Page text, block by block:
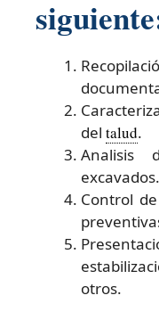
del talud.
Analisis
excavados.
Control
otros.